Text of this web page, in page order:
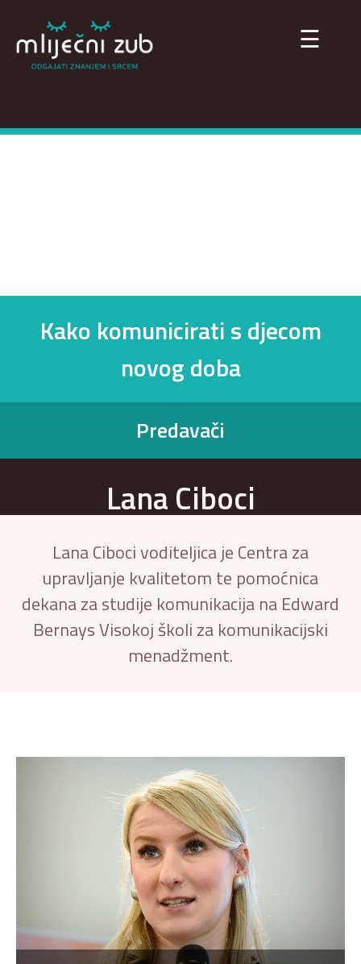
×
☰
Kako komunicirati s djecom
novog doba
Predavači
Lana Ciboci
Lana Ciboci voditeljica je Centra za
upravljanje kvalitetom te pomoćnica
dekana za studije komunikacija na Edward
Bernays Visokoj školi za komunikacijski
menadžment.